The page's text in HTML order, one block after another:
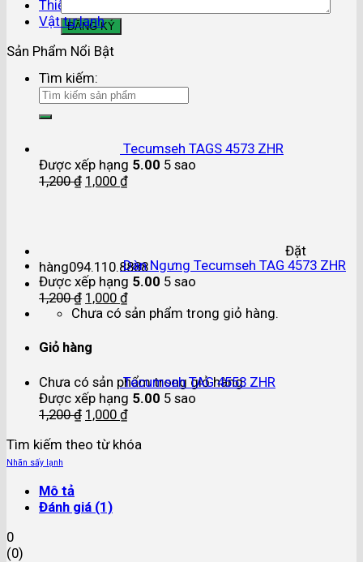
Tìm kiếm:
Đặt
hàng094.110.8888
Chưa có sản phẩm trong giỏ hàng.
Giỏ hàng
Chưa có sản phẩm trong giỏ hàng.
Thiết bị điều khiển
Vật tư lạnh
Sản Phẩm Nổi Bật
Tecumseh TAGS 4573 ZHR
Được xếp hạng 5.00 5 sao
1,200₫ 1,000 ₫
Dàn Ngưng Tecumseh TAG 4573 ZHR
Được xếp hạng 5.00 5 sao
1,200₫ 1,000 ₫
Tecumseh TAG 4553 ZHR
Được xếp hạng 5.00 5 sao
1,200₫ 1,000 ₫
Tìm kiếm theo từ khóa
Nhãn sấy lạnh
Mô tả
Đánh giá (1)
0
(0)